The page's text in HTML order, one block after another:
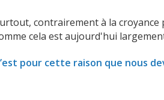
contrairement à la
cela est aujourd'hui
pour cette raison que nous